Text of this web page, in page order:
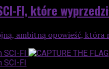
FI, które
ambitną opowieść,